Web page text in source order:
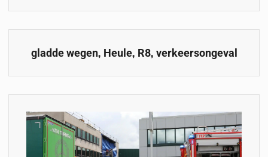
gladde wegen, Heule, R8, verkeersongeval